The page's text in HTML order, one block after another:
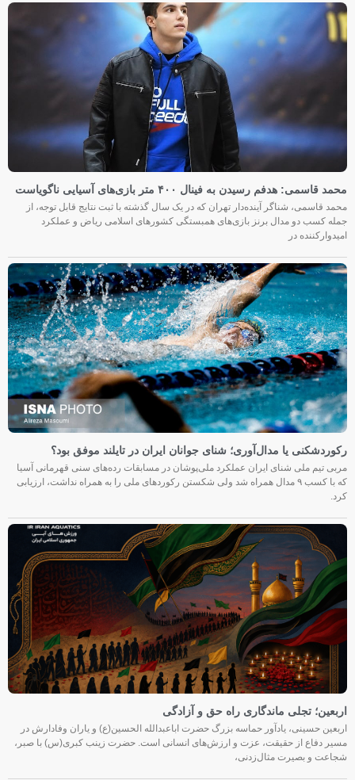
محمد قاسمی: هدفم رسیدن به فینال ۴۰۰ متر بازی‌های آسیایی ناگویاست
محمد قاسمی، شناگر آینده‌دار تهران که در یک سال گذشته با ثبت نتایج قابل توجه، از
جمله کسب دو مدال برنز بازی‌های همبستگی کشورهای اسلامی ریاض و عملکرد
امیدوارکننده در
رکوردشکنی یا مدال‌آوری؛ شنای جوانان ایران در تایلند موفق بود؟
مربی تیم ملی شنای ایران عملکرد ملی‌پوشان در مسابقات رده‌های سنی قهرمانی آسیا
که با کسب ۹ مدال همراه شد ولی شکستن رکوردهای ملی را به همراه نداشت، ارزیابی
کرد.
اربعین؛ تجلی ماندگاری راه حق و آزادگی
اربعین حسینی، یادآور حماسه بزرگ حضرت اباعبدالله الحسین(ع) و یاران وفادارش در
مسیر دفاع از حقیقت، عزت و ارزش‌های انسانی است. حضرت زینب کبری(س) با صبر،
شجاعت و بصیرت مثال‌زدنی،